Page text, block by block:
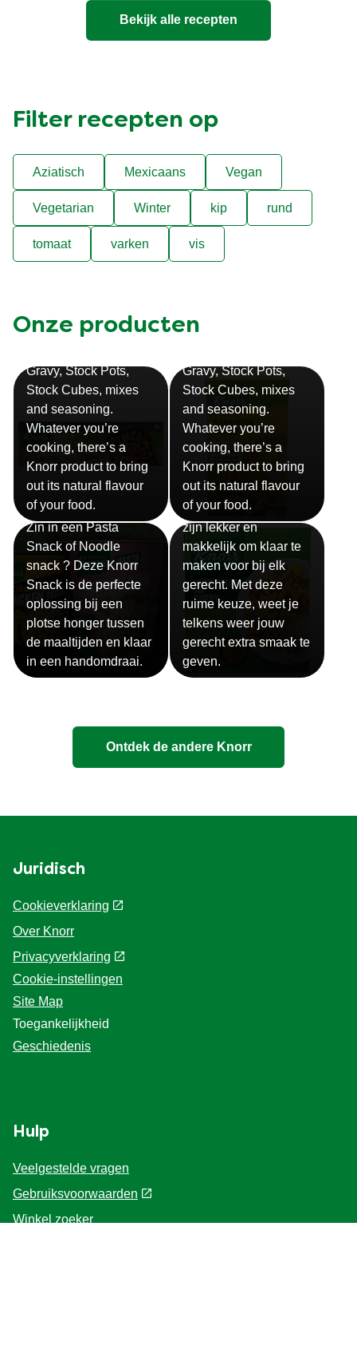
Bekijk alle recepten
Filter recepten op
Aziatisch Mexicaans Vegan
Vegetarian Winter kip rund
tomaat varken vis
Onze producten
Gravy, Stock Pots,
Stock Cubes, mixes
and seasoning.
Whatever you’re
cooking, there’s a
Knorr product to bring
out its natural flavour
of your food.
Gravy, Stock Pots,
Stock Cubes, mixes
and seasoning.
Whatever you’re
cooking, there’s a
Knorr product to bring
out its natural flavour
of your food.
Snackpots
Zin in een Pasta
Snack of Noodle
snack ? Deze Knorr
Snack is de perfecte
oplossing bij een
plotse honger tussen
de maaltijden en klaar
in een handomdraai.
Sauzen
Onze Knorr sauzen
zijn lekker en
makkelijk om klaar te
maken voor bij elk
gerecht. Met deze
ruime keuze, weet je
telkens weer jouw
gerecht extra smaak te
geven.
Ontdek de andere Knorr
Juridisch
Cookieverklaring
Over Knorr
Privacyverklaring
Cookie-instellingen
Site Map
Toegankelijkheid
Geschiedenis
Hulp
Veelgestelde vragen
Gebruiksvoorwaarden
Winkel zoeker